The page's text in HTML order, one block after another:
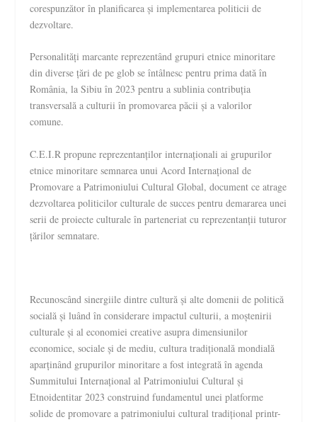
corespunzător în planificarea și implementarea politicii de
dezvoltare.
Personalități marcante reprezentând grupuri etnice minoritare
din diverse țări de pe glob se întâlnesc pentru prima dată în
România, la Sibiu în 2023 pentru a sublinia contribuția
transversală a culturii în promovarea păcii și a valorilor
comune.
C.E.I.R propune reprezentanților internaționali ai grupurilor
etnice minoritare semnarea unui Acord Internațional de
Promovare a Patrimoniului Cultural Global, document ce atrage
dezvoltarea politicilor culturale de succes pentru demararea unei
serii de proiecte culturale în parteneriat cu reprezentanții tuturor
țărilor semnatare.
Recunoscând sinergiile dintre cultură și alte domenii de politică
socială și luând în considerare impactul culturii, a moștenirii
culturale și al economiei creative asupra dimensiunilor
economice, sociale și de mediu, cultura tradițională mondială
aparținând grupurilor minoritare a fost integrată în agenda
Summitului Internațional al Patrimoniului Cultural și
Etnoidentitar 2023 construind fundamentul unei platforme
solide de promovare a patrimoniului cultural tradițional printr-